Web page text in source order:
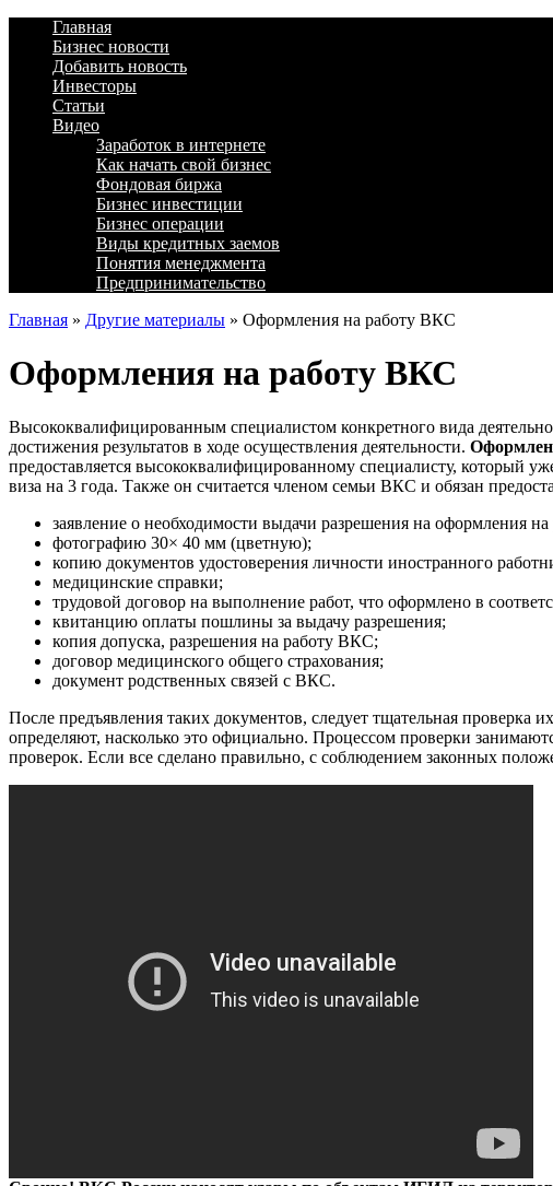
Главная
Бизнес новости
Добавить новость
Инвесторы
Статьи
Видео
Заработок в интернете
Как начать свой бизнес
Фондовая биржа
Бизнес инвестиции
Бизнес операции
Виды кредитных заемов
Понятия менеджмента
Предпринимательство
Главная » Другие материалы » Оформления на работу ВКС
Оформления на работу ВКС
Высококвалифицированным специалистом конкретного вида
достижения результатов в ходе осуществления деятельности.
предоставляется высококвалифицированному специалисту, который
виза на 3 года. Также он считается членом семьи ВКС и обязан
заявление о необходимости выдачи разрешения на оформления
фотографию 30× 40 мм (цветную);
копию документов удостоверения личности иностранного
медицинские справки;
трудовой договор на выполнение работ, что оформлено в
квитанцию оплаты пошлины за выдачу разрешения;
копия допуска, разрешения на работу ВКС;
договор медицинского общего страхования;
документ родственных связей с ВКС.
После предъявления таких документов, следует тщательная
определяют, насколько это официально. Процессом проверки
проверок. Если все сделано правильно, с соблюдением законных